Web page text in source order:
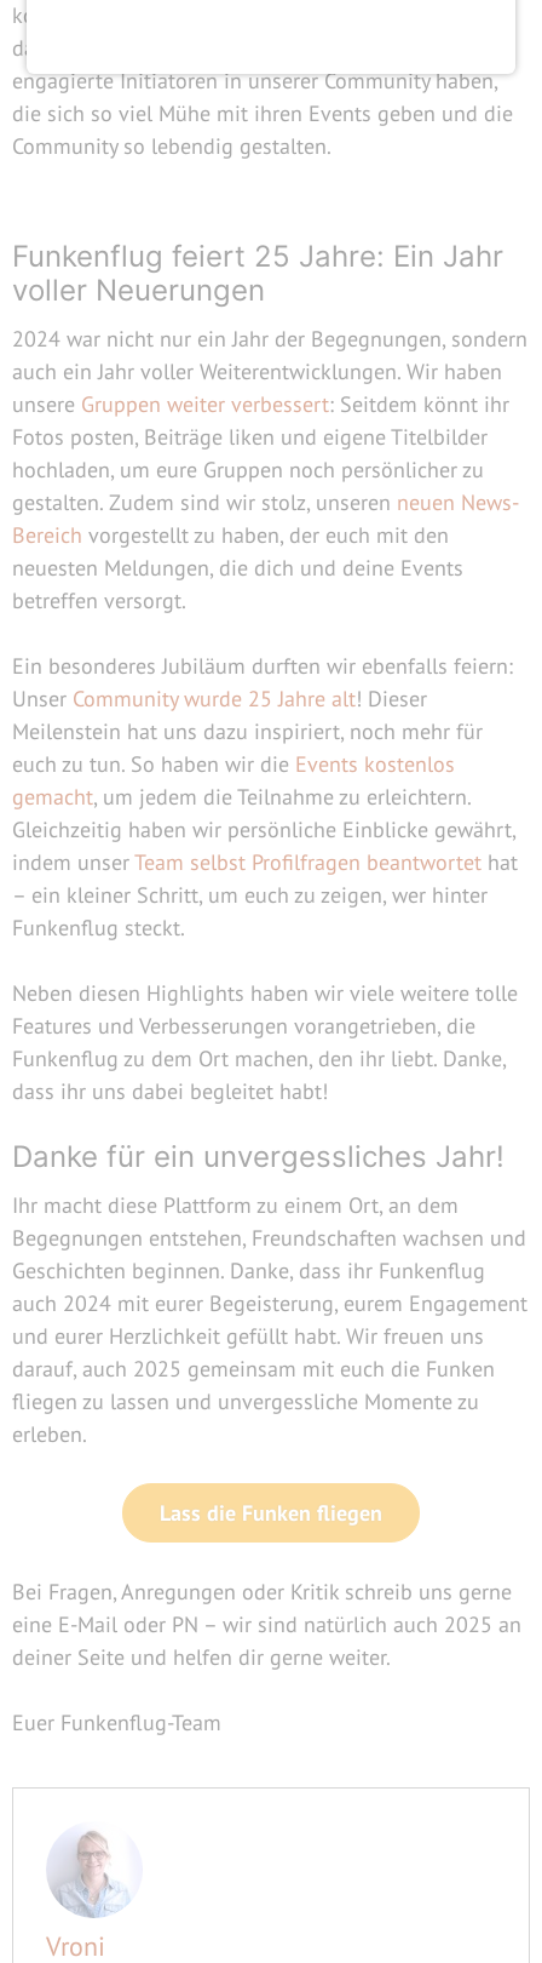
konstruktives Feedback, eure Ideen und das Herzblut,
das ihr in die Events steckt. Wir sind froh, dass wir so
engagierte Initiatoren in unserer Community haben,
die sich so viel Mühe mit ihren Events geben und die
Community so lebendig gestalten.
Funkenflug feiert 25 Jahre: Ein Jahr
voller Neuerungen
2024 war nicht nur ein Jahr der Begegnungen, sondern
auch ein Jahr voller Weiterentwicklungen. Wir haben
unsere Gruppen weiter verbessert: Seitdem könnt ihr
Fotos posten, Beiträge liken und eigene Titelbilder
hochladen, um eure Gruppen noch persönlicher zu
gestalten. Zudem sind wir stolz, unseren neuen News-
Bereich vorgestellt zu haben, der euch mit den
neuesten Meldungen, die dich und deine Events
betreffen versorgt.
Ein besonderes Jubiläum durften wir ebenfalls feiern:
Unser Community wurde 25 Jahre alt! Dieser
Meilenstein hat uns dazu inspiriert, noch mehr für
euch zu tun. So haben wir die Events kostenlos
gemacht, um jedem die Teilnahme zu erleichtern.
Gleichzeitig haben wir persönliche Einblicke gewährt,
indem unserTeam selbst Profilfragen beantwortet hat
– ein kleiner Schritt, um euch zu zeigen, wer hinter
Funkenflug steckt.
Neben diesen Highlights haben wir viele weitere tolle
Features und Verbesserungen vorangetrieben, die
Funkenflug zu dem Ort machen, den ihr liebt. Danke,
dass ihr uns dabei begleitet habt!
Danke für ein unvergessliches Jahr!
Ihr macht diese Plattform zu einem Ort, an dem
Begegnungen entstehen, Freundschaften wachsen und
Geschichten beginnen. Danke, dass ihr Funkenflug
auch 2024 mit eurer Begeisterung, eurem Engagement
und eurer Herzlichkeit gefüllt habt. Wir freuen uns
darauf, auch 2025 gemeinsam mit euch die Funken
fliegen zu lassen und unvergessliche Momente zu
erleben.
Lass die Funken fliegen
Bei Fragen, Anregungen oder Kritik schreib uns gerne
eine E-Mail oder PN – wir sind natürlich auch 2025 an
deiner Seite und helfen dir gerne weiter.
Euer Funkenflug-Team
Vroni